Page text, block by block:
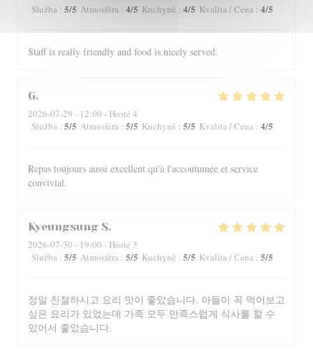
Služba : 5/5 Atmosféra : 4/5 Kuchyně : 4/5 Kvalita / Cena : 4/5
Staff is really friendly and food is nicely served.
G
2026-07-29 - 12:00 - Hosté 4
Služba : 5/5 Atmosféra : 5/5 Kuchyně : 5/5 Kvalita / Cena : 4/5
Repas toujours aussi excellent qu'à l'accoutumée et service
convivial.
Kyeungsung S
2026-07-30 - 19:00 - Hosté 3
Služba : 5/5 Atmosféra : 5/5 Kuchyně : 5/5 Kvalita / Cena : 5/5
정말 친절하시고 요리 맛이 좋았습니다. 아들이 꼭 먹어보고
싶은 요리가 있었는데 가족 모두 만족스럽게 식사를 할 수
있어서 좋았습니다.